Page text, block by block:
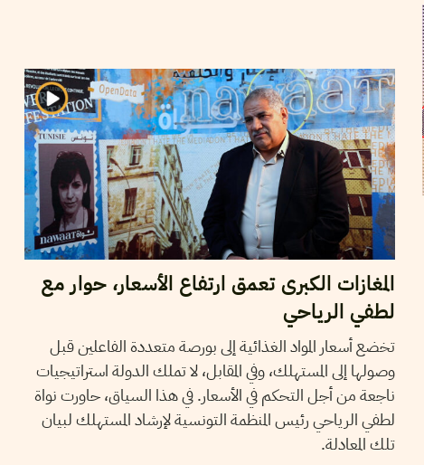
المغازات الكبرى تعمق ارتفاع الأسعار، حوار مع
لطفي الرياحي
تخضع أسعار المواد الغذائية إلى بورصة متعددة الفاعلين قبل
وصولها إلى المستهلك، وفي المقابل، لا تملك الدولة استراتيجيات
ناجعة من أجل التحكم في الأسعار. في هذا السياق، حاورت نواة
لطفي الرياحي رئيس المنظمة التونسية لإرشاد المستهلك لبيان
تلك المعادلة.